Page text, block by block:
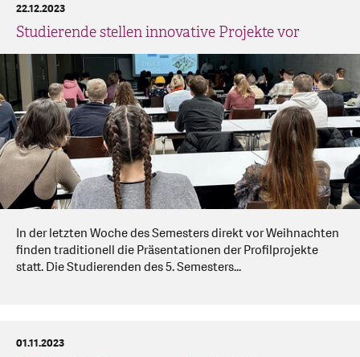
Studierende stellen innovative Projekte vor
22.12.2023
In der letzten Woche des Semesters direkt vor Weihnachten
finden traditionell die Präsentationen der Profilprojekte
statt. Die Studierenden des 5. Semesters...
01.11.2023